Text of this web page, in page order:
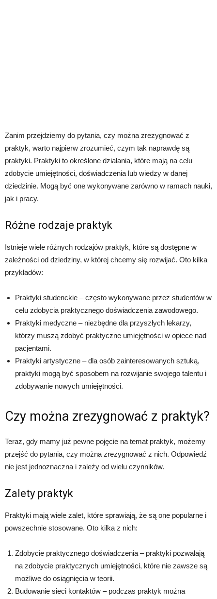
Zanim przejdziemy do pytania, czy można zrezygnować z
praktyk, warto najpierw zrozumieć, czym tak naprawdę są
praktyki. Praktyki to określone działania, które mają na celu
zdobycie umiejętności, doświadczenia lub wiedzy w danej
dziedzinie. Mogą być one wykonywane zarówno w ramach nauki,
jak i pracy.
Różne rodzaje praktyk
Istnieje wiele różnych rodzajów praktyk, które są dostępne w
zależności od dziedziny, w której chcemy się rozwijać. Oto kilka
przykładów:
Praktyki studenckie – często wykonywane przez studentów w
celu zdobycia praktycznego doświadczenia zawodowego.
Praktyki medyczne – niezbędne dla przyszłych lekarzy,
którzy muszą zdobyć praktyczne umiejętności w opiece nad
pacjentami.
Praktyki artystyczne – dla osób zainteresowanych sztuką,
praktyki mogą być sposobem na rozwijanie swojego talentu i
zdobywanie nowych umiejętności.
Czy można zrezygnować z praktyk?
Teraz, gdy mamy już pewne pojęcie na temat praktyk, możemy
przejść do pytania, czy można zrezygnować z nich. Odpowiedź
nie jest jednoznaczna i zależy od wielu czynników.
Zalety praktyk
Praktyki mają wiele zalet, które sprawiają, że są one popularne i
powszechnie stosowane. Oto kilka z nich:
Zdobycie praktycznego doświadczenia – praktyki pozwalają
na zdobycie praktycznych umiejętności, które nie zawsze są
możliwe do osiągnięcia w teorii.
Budowanie sieci kontaktów – podczas praktyk można